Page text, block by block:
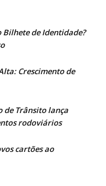
Bilhete de Identidade?
Crescimento de
de Trânsito lança
rodoviários
cartões ao